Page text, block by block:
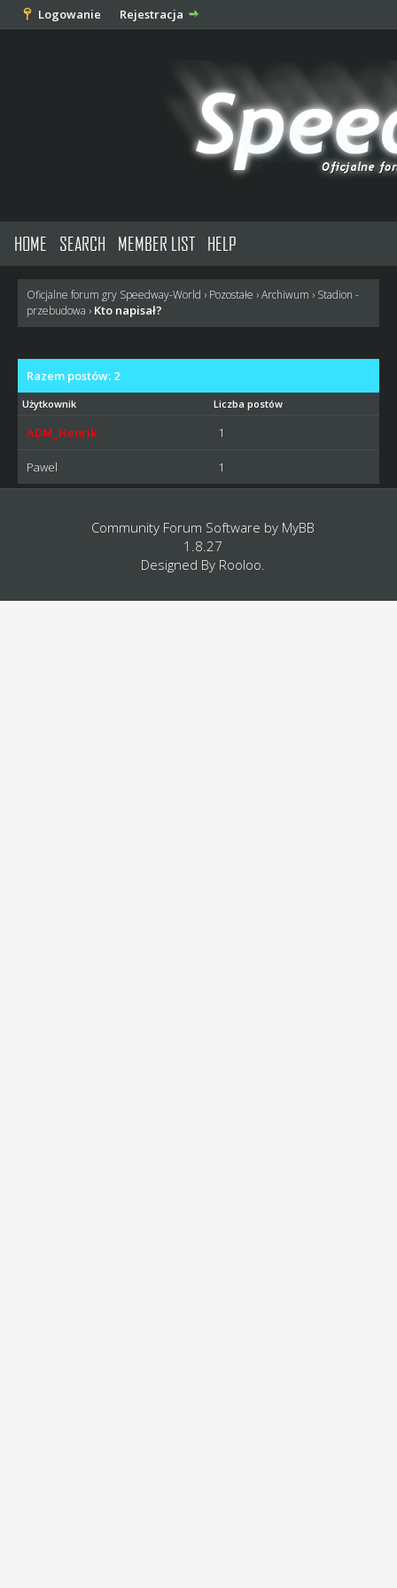
Logowanie Rejestracja
HOME SEARCH MEMBER LIST HELP
Oficjalne forum gry Speedway-World › Pozostałe ›Archiwum › Stadion -
przebudowa › Kto napisał?
Razem postów: 2
Użytkownik Liczba postów
ADM_Henrik 1
Pawel 1
Community Forum Software by MyBB
1.8.27
Designed By Rooloo.